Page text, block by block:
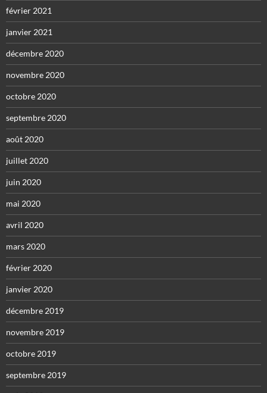
février 2021
janvier 2021
décembre 2020
novembre 2020
octobre 2020
septembre 2020
août 2020
juillet 2020
juin 2020
mai 2020
avril 2020
mars 2020
février 2020
janvier 2020
décembre 2019
novembre 2019
octobre 2019
septembre 2019